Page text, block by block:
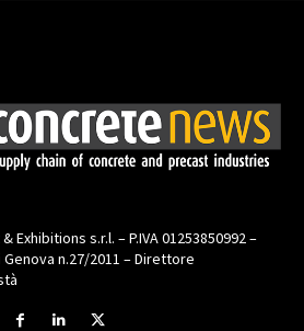
Exhibitions s.r.l. – P.IVA 01253850992 –
n.27/2011 – Direttore